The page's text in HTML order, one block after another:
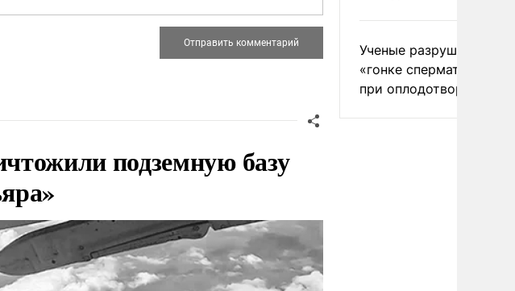
подземную базу
Ученые разрушили миф
«гонке
при оплодотворении